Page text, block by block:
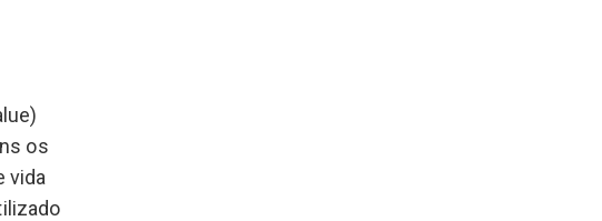
os
vida